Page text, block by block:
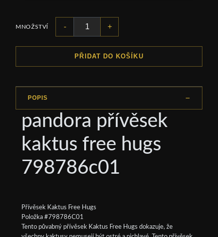
MNOŽSTVÍ - +
PŘIDAT DO KOŠÍKU
POPIS
pandora přívěsek
kaktus free hugs
798786c01
Přívěsek Kaktus Free Hugs
Položka #798786C01
Tento půvabný přívěsek Kaktus Free Hugs dokazuje, že